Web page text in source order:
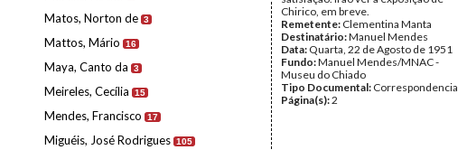
Matos, Norton de 3
Mattos, Mário 16
Maya, Canto da 3
Meireles, Cecília 15
Mendes, Francisco 17
Miguéis, José Rodrigues 105
Chirico, em breve.
Remetente: Clementina Manta
Destinatário:Manuel Mendes
Data: Quarta, 22 de Agosto de 1951
Fundo:Manuel Mendes/MNAC -
Museu do Chiado
Tipo Documental: Correspondencia
Página(s):2